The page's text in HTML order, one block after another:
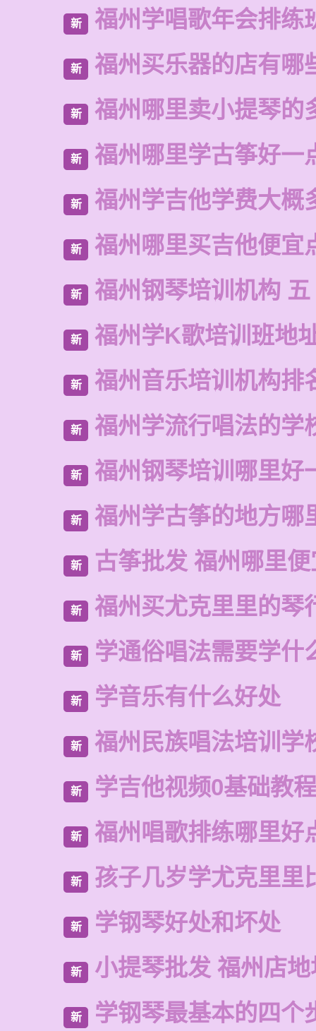
新 福州学唱歌年会排练
新 福州买乐器的店有哪
新 福州哪里卖小提琴的
新 福州哪里学古筝好一
新 福州学吉他学费大概
新 福州哪里买吉他便宜
新 福州钢琴培训机构 五
新 福州学K歌培训班地
新 福州音乐培训机构排
新 福州学流行唱法的学
新 福州钢琴培训哪里好
新 福州学古筝的地方哪
新 古筝批发 福州哪里
新 福州买尤克里里的琴
新 学通俗唱法需要学什
新 学音乐有什么好处
新 福州民族唱法培训学
新 学吉他视频0基础教程
新 福州唱歌排练哪里好
新 孩子几岁学尤克里里
新 学钢琴好处和坏处
新 小提琴批发 福州店地
新 学钢琴最基本的四个